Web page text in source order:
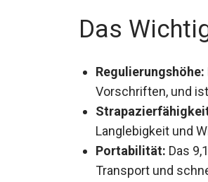
Das
Regulierungshöhe:
Vorschriften, und
Langlebigkeit und
Portabilität: Das
Transport und